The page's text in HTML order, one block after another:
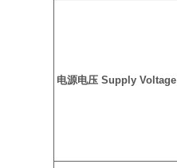
电源电压 Supply Voltage